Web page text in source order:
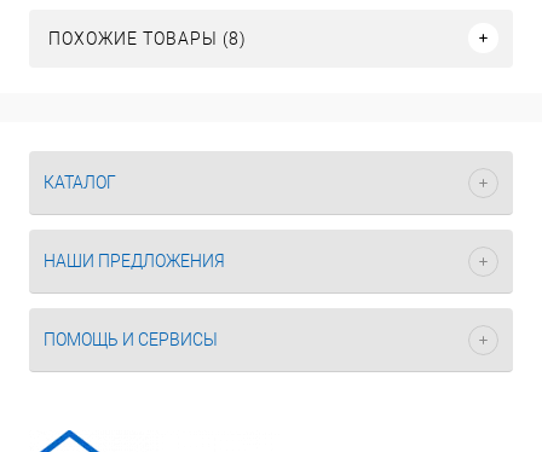
ПОХОЖИЕ ТОВАРЫ (8)
КАТАЛОГ
НАШИ ПРЕДЛОЖЕНИЯ
ПОМОЩЬ И СЕРВИСЫ